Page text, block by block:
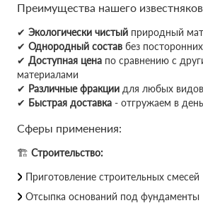
Преимущества нашего
✔ Экологически чистый природный
✔ Однородный состав без
✔ Доступная цена по сравнению с
материалами
✔ Различные фракции для любых
✔ Быстрая доставка - отгружаем в день
Сферы применения:
🏗 Строительство:
Приготовление строительных смесей
Отсыпка оснований под фундаменты